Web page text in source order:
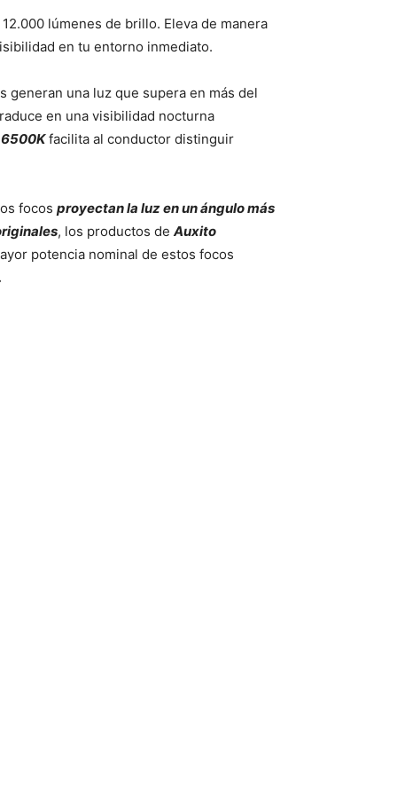
lúmenes de brillo. Eleva de manera
en tu entorno inmediato.
generan una luz que supera en más del
en una visibilidad nocturna
facilita al conductor distinguir
focos proyectan la luz en un ángulo más
, los productos de Auxito
potencia nominal de estos focos